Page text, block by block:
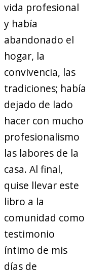
vida profesional
y había
abandonado el
hogar, la
convivencia, las
tradiciones; había
dejado de lado
hacer con mucho
profesionalismo
las labores de la
casa. Al final,
quise llevar este
libro a la
comunidad como
testimonio
íntimo de mis
días de